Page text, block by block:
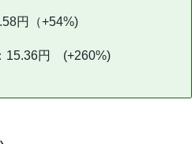
円（+54%)
15.36円 (+260%)